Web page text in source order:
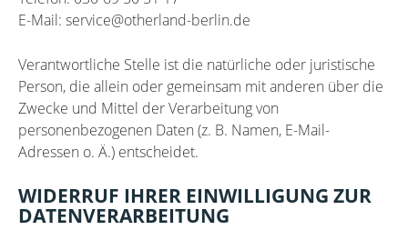
E-Mail: service@otherland-berlin.de
Verantwortliche Stelle ist die natürliche oder juristische
Person, die allein oder gemeinsam mit anderen über die
Zwecke und Mittel der Verarbeitung von
personenbezogenen Daten (z. B. Namen, E-Mail-
Adressen o. Ä.) entscheidet.
WIDERRUF IHRER EINWILLIGUNG ZUR
DATENVERARBEITUNG